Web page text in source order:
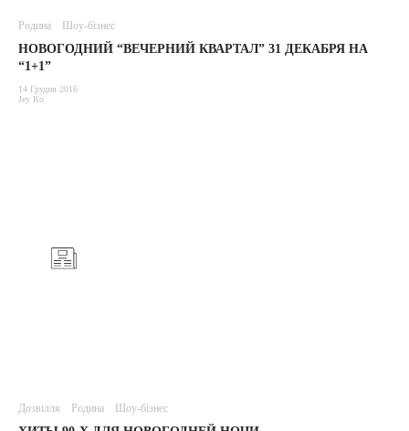
Родина Шоу-бізнес
НОВОГОДНИЙ “ВЕЧЕРНИЙ КВАРТАЛ” 31 ДЕКАБРЯ НА
“1+1”
14 Грудня 2016
Jey Ro
Дозвілля Родина Шоу-бізнес